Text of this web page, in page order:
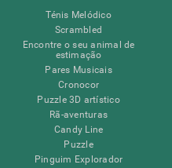
Ténis Melódico
Scrambled
Encontre o seu animal de
estimação
Pares Musicais
Cronocor
Puzzle 3D artístico
Rã-aventuras
Candy Line
Puzzle
Pinguim Explorador